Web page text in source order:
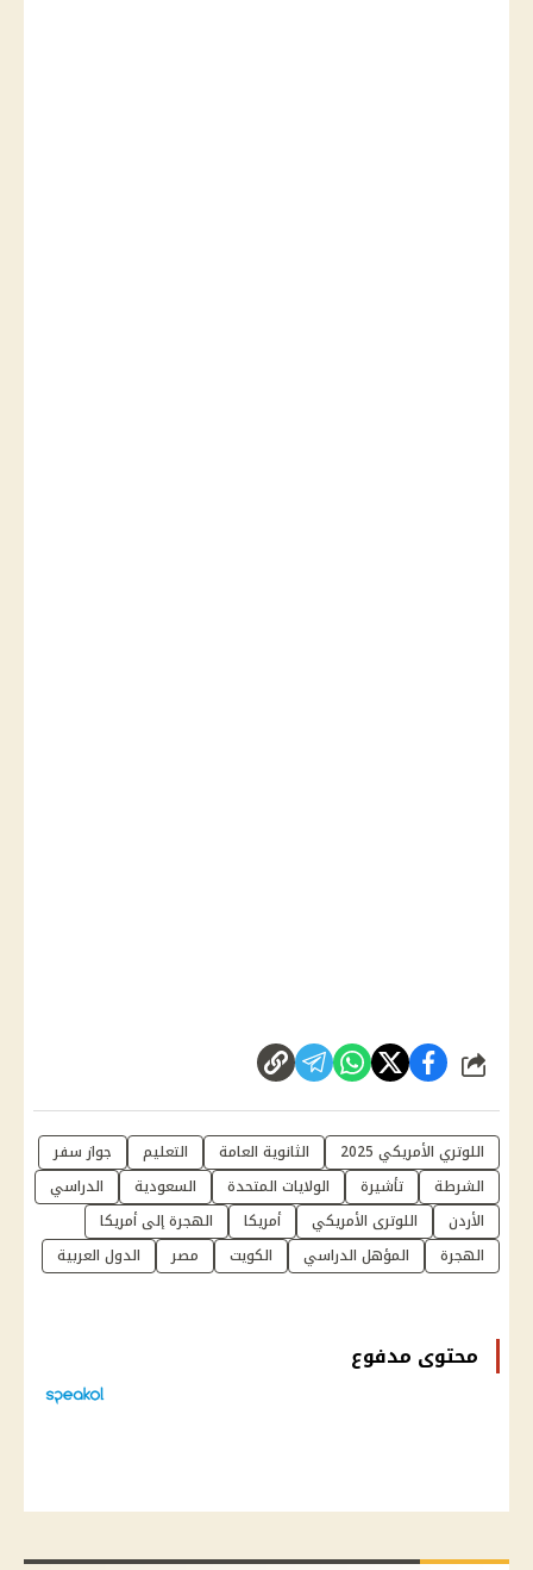
شارك
اللوتري الأمريكي 2025 الثانوية العامة التعليم
جواز سفر
الشرطة
تأشيرة الولايات المتحدة السعودية
الدراسي
الأردن
اللوترى الأمريكي أمريكا
الهجرة إلى أمريكا
الهجرة
المؤهل الدراسي الكويت مصر الدول العربية
محتوى مدفوع